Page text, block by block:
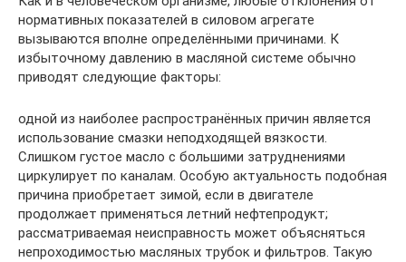
нормативных показателей в силовом агрегате
вызываются вполне определёнными причинами. К
избыточному давлению в масляной системе обычно
приводят следующие факторы:
одной из наиболее распространённых причин является
использование смазки неподходящей вязкости.
Слишком густое масло с большими затруднениями
циркулирует по каналам. Особую актуальность подобная
причина приобретает зимой, если в двигателе
продолжает применяться летний нефтепродукт;
рассматриваемая неисправность может объясняться
непроходимостью масляных трубок и фильтров. Такую